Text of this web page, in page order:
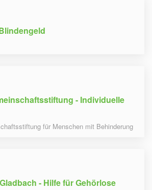
- Individuelle
für Menschen mit Behinderung
- Hilfe für Gehörlose